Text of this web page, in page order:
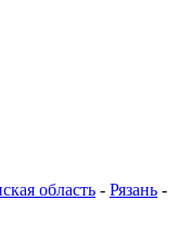
область - Рязань -